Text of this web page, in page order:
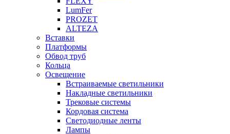
LumFer
PROZET
ALTEZA
Вставки
Платформы
Обвод труб
Кольца
Освещение
Встраиваемые светильники
Накладные светильники
Трековые системы
Кордовая система
Светодиодные ленты
Лампы